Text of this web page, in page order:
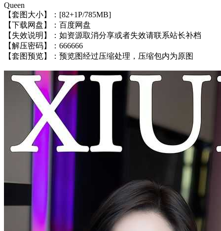
Queen
【套图大小】：[82+1P/785MB]
【下载网盘】：百度网盘
【失效说明】：如资源取消分享或者失效请联系站长补档
【解压密码】：666666
【套图预览】：预览图经过压缩处理，压缩包内为原图